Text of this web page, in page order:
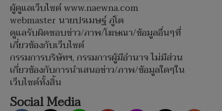
ผู้ดูแลเว็บไซต์ www.naewna.com
webmaster นายปรเมษฐ์ ภู่โต
ดูแลรับผิดชอบข่าว/ภาพ/โฆษณา/ข้อมูลอื่นๆที่
เกี่ยวข้องกับเว็บไซต์
กรรมการบริษัทฯ, กรรมการผู้มีอำนาจ ไม่มีส่วน
เกี่ยวข้องกับการนำเสนอข่าว/ภาพ/ข้อมูลใดๆใน
เว็บไซต์ทั้งสิ้น
Social Media